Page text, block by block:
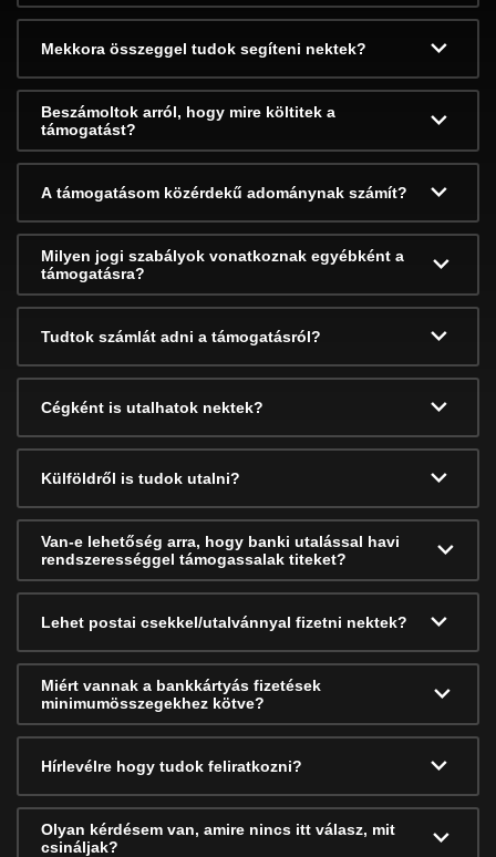
Mekkora összeggel tudok segíteni nektek?
Beszámoltok arról, hogy mire költitek a
támogatást?
A támogatásom közérdekű adománynak számít?
Milyen jogi szabályok vonatkoznak egyébként a
támogatásra?
Tudtok számlát adni a támogatásról?
Cégként is utalhatok nektek?
Külföldről is tudok utalni?
Van-e lehetőség arra, hogy banki utalással havi
rendszerességgel támogassalak titeket?
Lehet postai csekkel/utalvánnyal fizetni nektek?
Miért vannak a bankkártyás fizetések
minimumösszegekhez kötve?
Hírlevélre hogy tudok feliratkozni?
Olyan kérdésem van, amire nincs itt válasz, mit
csináljak?